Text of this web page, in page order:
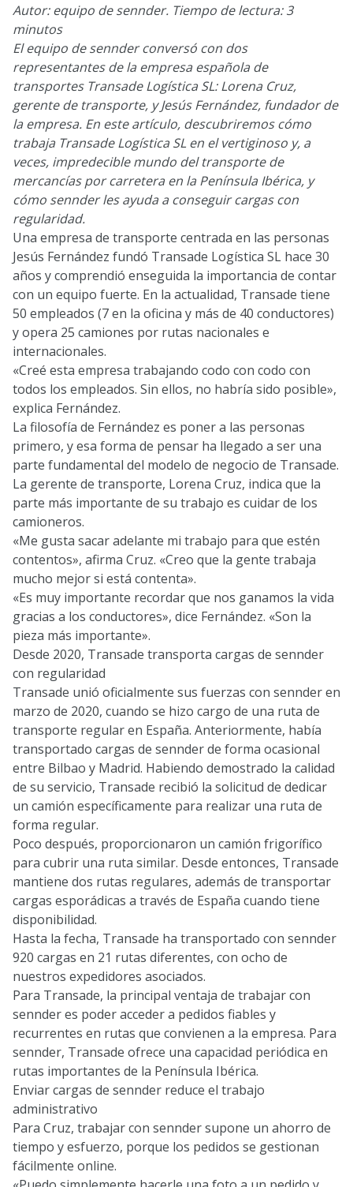
Autor: equipo de sennder. Tiempo de lectura: 3
minutos
El equipo de sennder conversó con dos
representantes de la empresa española de
transportes Transade Logística SL: Lorena Cruz,
gerente de transporte, y Jesús Fernández, fundador de
la empresa. En este artículo, descubriremos cómo
trabaja Transade Logística SL en el vertiginoso y, a
veces, impredecible mundo del transporte de
mercancías por carretera en la Península Ibérica, y
cómo sennder les ayuda a conseguir cargas con
regularidad.
Una empresa de transporte centrada en las personas
Jesús Fernández fundó Transade Logística SL hace 30
años y comprendió enseguida la importancia de contar
con un equipo fuerte. En la actualidad, Transade tiene
50 empleados (7 en la oficina y más de 40 conductores)
y opera 25 camiones por rutas nacionales e
internacionales.
«Creé esta empresa trabajando codo con codo con
todos los empleados. Sin ellos, no habría sido posible»,
explica Fernández.
La filosofía de Fernández es poner a las personas
primero, y esa forma de pensar ha llegado a ser una
parte fundamental del modelo de negocio de Transade.
La gerente de transporte, Lorena Cruz, indica que la
parte más importante de su trabajo es cuidar de los
camioneros.
«Me gusta sacar adelante mi trabajo para que estén
contentos», afirma Cruz. «Creo que la gente trabaja
mucho mejor si está contenta».
«Es muy importante recordar que nos ganamos la vida
gracias a los conductores», dice Fernández. «Son la
pieza más importante».
Desde 2020, Transade transporta cargas de sennder
con regularidad
Transade unió oficialmente sus fuerzas con sennder en
marzo de 2020, cuando se hizo cargo de una ruta de
transporte regular en España. Anteriormente, había
transportado cargas de sennder de forma ocasional
entre Bilbao y Madrid. Habiendo demostrado la calidad
de su servicio, Transade recibió la solicitud de dedicar
un camión específicamente para realizar una ruta de
forma regular.
Poco después, proporcionaron un camión frigorífico
para cubrir una ruta similar. Desde entonces, Transade
mantiene dos rutas regulares, además de transportar
cargas esporádicas a través de España cuando tiene
disponibilidad.
Hasta la fecha, Transade ha transportado con sennder
920 cargas en 21 rutas diferentes, con ocho de
nuestros expedidores asociados.
Para Transade, la principal ventaja de trabajar con
sennder es poder acceder a pedidos fiables y
recurrentes en rutas que convienen a la empresa. Para
sennder, Transade ofrece una capacidad periódica en
rutas importantes de la Península Ibérica.
Enviar cargas de sennder reduce el trabajo
administrativo
Para Cruz, trabajar con sennder supone un ahorro de
tiempo y esfuerzo, porque los pedidos se gestionan
fácilmente online.